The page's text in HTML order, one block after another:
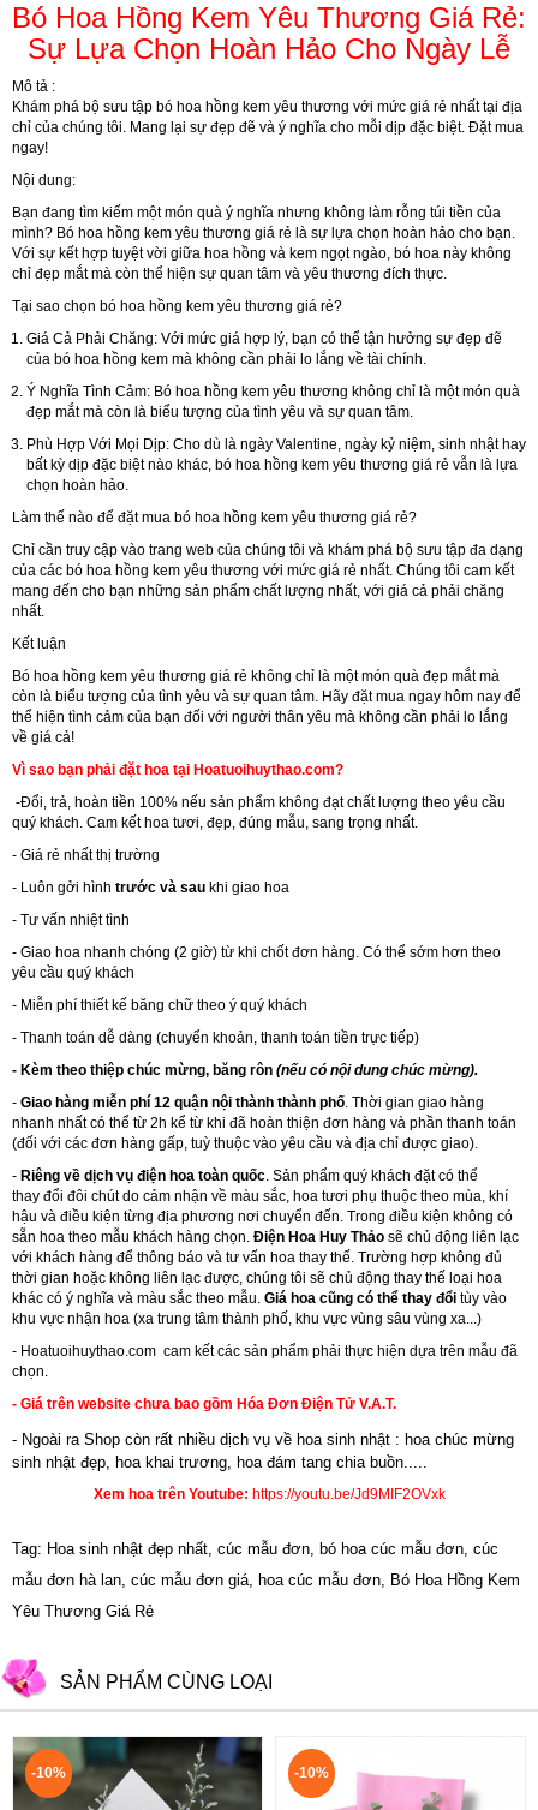
Bó Hoa Hồng Kem Yêu Thương Giá Rẻ:
Sự Lựa Chọn Hoàn Hảo Cho Ngày Lễ
Mô tả :
Khám phá bộ sưu tập bó hoa hồng kem yêu thương với mức giá rẻ nhất tại địa
chỉ của chúng tôi. Mang lại sự đẹp đẽ và ý nghĩa cho mỗi dịp đặc biệt. Đặt mua
ngay!
Nội dung:
Bạn đang tìm kiếm một món quà ý nghĩa nhưng không làm rỗng túi tiền của
mình? Bó hoa hồng kem yêu thương giá rẻ là sự lựa chọn hoàn hảo cho bạn.
Với sự kết hợp tuyệt vời giữa hoa hồng và kem ngọt ngào, bó hoa này không
chỉ đẹp mắt mà còn thể hiện sự quan tâm và yêu thương đích thực.
Tại sao chọn bó hoa hồng kem yêu thương giá rẻ?
Giá Cả Phải Chăng: Với mức giá hợp lý, bạn có thể tận hưởng sự đẹp đẽ
của bó hoa hồng kem mà không cần phải lo lắng về tài chính.
Ý Nghĩa Tình Cảm: Bó hoa hồng kem yêu thương không chỉ là một món quà
đẹp mắt mà còn là biểu tượng của tình yêu và sự quan tâm.
Phù Hợp Với Mọi Dịp: Cho dù là ngày Valentine, ngày kỷ niệm, sinh nhật hay
bất kỳ dịp đặc biệt nào khác, bó hoa hồng kem yêu thương giá rẻ vẫn là lựa
chọn hoàn hảo.
Làm thế nào để đặt mua bó hoa hồng kem yêu thương giá rẻ?
Chỉ cần truy cập vào trang web của chúng tôi và khám phá bộ sưu tập đa dạng
của các bó hoa hồng kem yêu thương với mức giá rẻ nhất. Chúng tôi cam kết
mang đến cho bạn những sản phẩm chất lượng nhất, với giá cả phải chăng
nhất.
Kết luận
Bó hoa hồng kem yêu thương giá rẻ không chỉ là một món quà đẹp mắt mà
còn là biểu tượng của tình yêu và sự quan tâm. Hãy đặt mua ngay hôm nay để
thể hiện tình cảm của bạn đối với người thân yêu mà không cần phải lo lắng
về giá cả!
Vì sao bạn phải đặt hoa tại Hoatuoihuythao.com?
-Đổi, trả, hoàn tiền 100% nếu sản phẩm không đạt chất lượng theo yêu cầu
quý khách. Cam kết hoa tươi, đẹp, đúng mẫu, sang trọng nhất.
- Giá rẻ nhất thị trường
- Luôn gởi hình trước và sau khi giao hoa
- Tư vấn nhiệt tình
- Giao hoa nhanh chóng (2 giờ) từ khi chốt đơn hàng. Có thể sớm hơn theo
yêu cầu quý khách
- Miễn phí thiết kế băng chữ theo ý quý khách
- Thanh toán dễ dàng (chuyển khoản, thanh toán tiền trực tiếp)
- Kèm theo thiệp chúc mừng, băng rôn (nếu có nội dung chúc mừng).
- Giao hàng miễn phí 12 quận nội thành thành phố. Thời gian giao hàng
nhanh nhất có thể từ 2h kể từ khi đã hoàn thiện đơn hàng và phần thanh toán
(đối với các đơn hàng gấp, tuỳ thuộc vào yêu cầu và địa chỉ được giao).
- Riêng về dịch vụ điện hoa toàn quốc. Sản phẩm quý khách đặt có thể
thay đổi đôi chút do cảm nhận về màu sắc, hoa tươi phụ thuộc theo mùa, khí
hậu và điều kiện từng địa phương nơi chuyển đến. Trong điều kiện không có
sẵn hoa theo mẫu khách hàng chọn. Điện Hoa Huy Thảo sẽ chủ động liên lạc
với khách hàng để thông báo và tư vấn hoa thay thế. Trường hợp không đủ
thời gian hoặc không liên lạc được, chúng tôi sẽ chủ động thay thế loại hoa
khác có ý nghĩa và màu sắc theo mẫu. Giá hoa cũng có thể thay đổi tùy vào
khu vực nhận hoa (xa trung tâm thành phố, khu vực vùng sâu vùng xa...)
- Hoatuoihuythao.com cam kết các sản phẩm phải thực hiện dựa trên mẫu đã
chọn.
- Giá trên website chưa bao gồm Hóa Đơn Điện Tử V.A.T.
- Ngoài ra Shop còn rất nhiều dịch vụ về hoa sinh nhật : hoa chúc mừng
sinh nhật đẹp, hoa khai trương, hoa đám tang chia buồn.....
Xem hoa trên Youtube: https://youtu.be/Jd9MIF2OVxk
Tag: Hoa sinh nhật đẹp nhất, cúc mẫu đơn, bó hoa cúc mẫu đơn, cúc
mẫu đơn hà lan, cúc mẫu đơn giá, hoa cúc mẫu đơn, Bó Hoa Hồng Kem
Yêu Thương Giá Rẻ
SẢN PHẨM CÙNG LOẠI
-10% -10%